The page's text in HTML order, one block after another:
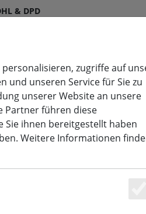
& DPD
Systeme
Flora
zugriffe auf
und unseren Service für Sie zu
unserer Website an unsere
Partner führen diese
ihnen bereitgestellt haben
Weitere Informationen